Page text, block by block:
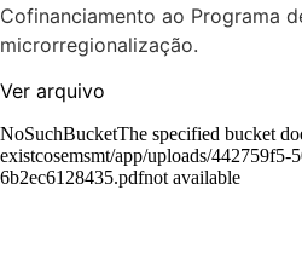
Cofinanciamento ao Programa
microrregionalização.
Ver arquivo